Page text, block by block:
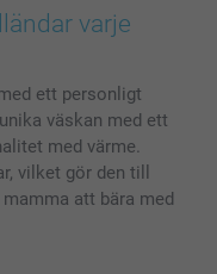
varje
ett personligt
väskan med ett
med värme.
vilket gör den till
att bära med